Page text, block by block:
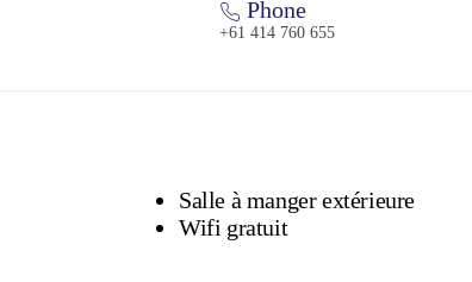
Phone
+61 414 760 655
Salle à manger extérieure
Wifi gratuit